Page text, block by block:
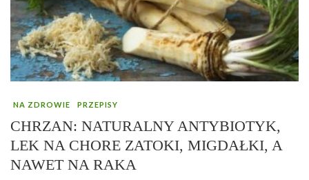
NA ZDROWIE PRZEPISY
CHRZAN: NATURALNY ANTYBIOTYK,
LEK NA CHORE ZATOKI, MIGDAŁKI, A
NAWET NA RAKA